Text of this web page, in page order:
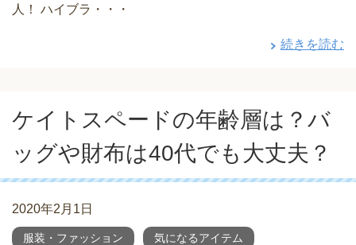
人！ ハイブラ・・・
続きを読む
ケイトスペードの年齢層は？バ
ッグや財布は40代でも大丈夫？
2020年2月1日
服装・ファッション 気になるアイテム